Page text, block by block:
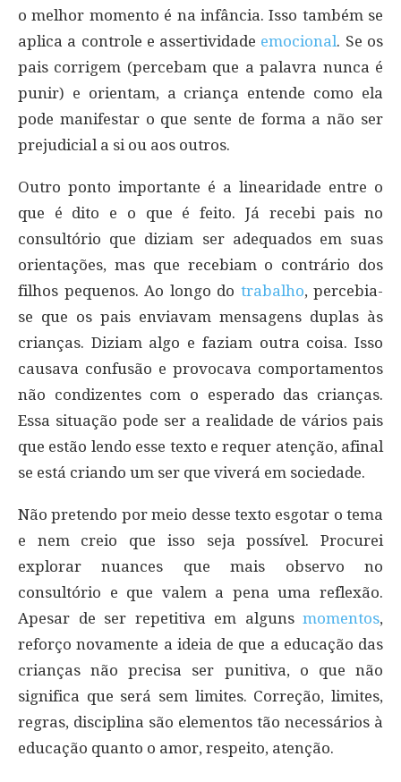
o melhor momento é na infância. Isso também se
aplica a controle e assertividade emocional. Se os
pais corrigem (percebam que a palavra nunca é
punir) e orientam, a criança entende como ela
pode manifestar o que sente de forma a não ser
prejudicial a si ou aos outros.
Outro ponto importante é a linearidade entre o
que é dito e o que é feito. Já recebi pais no
consultório que diziam ser adequados em suas
orientações, mas que recebiam o contrário dos
filhos pequenos. Ao longo do trabalho, percebia-
se que os pais enviavam mensagens duplas às
crianças. Diziam algo e faziam outra coisa. Isso
causava confusão e provocava comportamentos
não condizentes com o esperado das crianças.
Essa situação pode ser a realidade de vários pais
que estão lendo esse texto e requer atenção, afinal
se está criando um ser que viverá em sociedade.
Não pretendo por meio desse texto esgotar o tema
e nem creio que isso seja possível. Procurei
explorar nuances que mais observo no
consultório e que valem a pena uma reflexão.
Apesar de ser repetitiva em alguns momentos,
reforço novamente a ideia de que a educação das
crianças não precisa ser punitiva, o que não
significa que será sem limites. Correção, limites,
regras, disciplina são elementos tão necessários à
educação quanto o amor, respeito, atenção.